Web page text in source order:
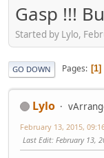
Gasp !!!
Started by Lylo,
GO DOWN Pages 1
Lylo
February 13, 2015,
Last Edit: February 13,